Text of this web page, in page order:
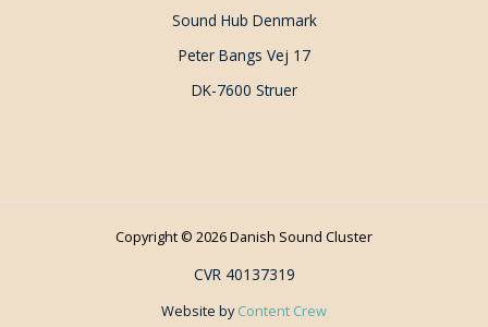
Sound Hub Denmark
Peter Bangs Vej 17
DK-7600 Struer
Copyright © 2026 Danish Sound Cluster
CVR 40137319
Website byContent Crew